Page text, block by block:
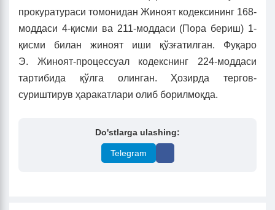
прокуратураси томонидан Жиноят кодексининг 168-
моддаси 4-қисми ва 211-моддаси (Пора бериш) 1-
қисми билан жиноят иши қўзғатилган. Фуқаро
Э. Жиноят-процессуал кодекснинг 224-моддаси
тартибида қўлга олинган. Ҳозирда тергов-
суриштирув ҳаракатлари олиб борилмоқда.
Do'stlarga ulashing:
Telegram